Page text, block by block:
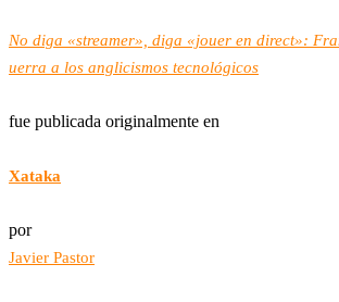
No diga «streamer», diga «jouer en direct»:
uerra a los anglicismos tecnológicos
fue publicada originalmente en
Xataka
por
Javier Pastor